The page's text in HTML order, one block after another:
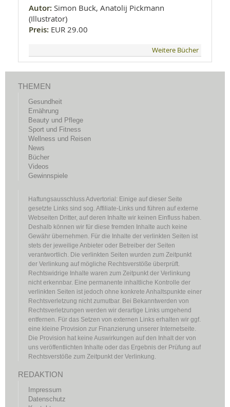
Autor: Simon Buck, Anatolij Pickmann
(Illustrator)
Preis: EUR 29.00
Weitere Bücher
THEMEN
Gesundheit
Ernährung
Beauty und Pflege
Sport und Fitness
Wellness und Reisen
News
Bücher
Videos
Gewinnspiele
Haftungsausschluss Advertorial: Einige auf dieser Seite
gesetzte Links sind sog. Affiliate-Links und führen auf externe
Webseiten Dritter, auf deren Inhalte wir keinen Einfluss haben.
Deshalb können wir für diese fremden Inhalte auch keine
Gewähr übernehmen. Für die Inhalte der verlinkten Seiten ist
stets der jeweilige Anbieter oder Betreiber der Seiten
verantwortlich. Die verlinkten Seiten wurden zum Zeitpunkt
der Verlinkung auf mögliche Rechtsverstöße überprüft.
Rechtswidrige Inhalte waren zum Zeitpunkt der Verlinkung
nicht erkennbar. Eine permanente inhaltliche Kontrolle der
verlinkten Seiten ist jedoch ohne konkrete Anhaltspunkte einer
Rechtsverletzung nicht zumutbar. Bei Bekanntwerden von
Rechtsverletzungen werden wir derartige Links umgehend
entfernen. Für das Setzen von externen Links erhalten wir ggf.
eine kleine Provision zur Finanzierung unserer Internetseite.
Die Provision hat keine Auswirkungen auf den Inhalt der von
uns veröffentlichten Inhalte oder das Ergebnis der Prüfung auf
Rechtsverstöße zum Zeitpunkt der Verlinkung.
REDAKTION
Impressum
Datenschutz